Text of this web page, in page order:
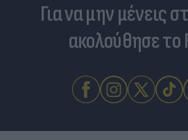
Για να μην μένεις
ακολούθησε το